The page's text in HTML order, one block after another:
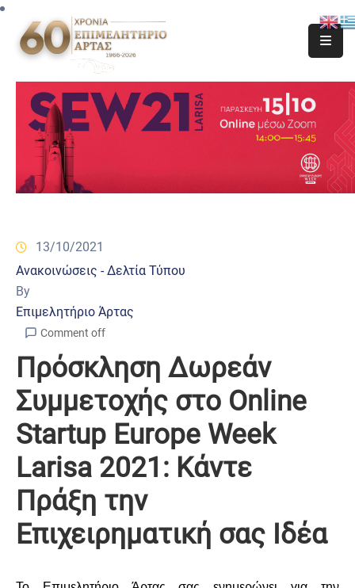
13/10/2021
Ανακοινώσεις - Δελτία Τύπου
By
Επιμελητήριο Άρτας
Comment off
Πρόσκληση Δωρεάν
Συμμετοχής στο Online
Startup Europe Week
Larisa 2021: Κάντε
Πράξη την
Επιχειρηματική σας Ιδέα